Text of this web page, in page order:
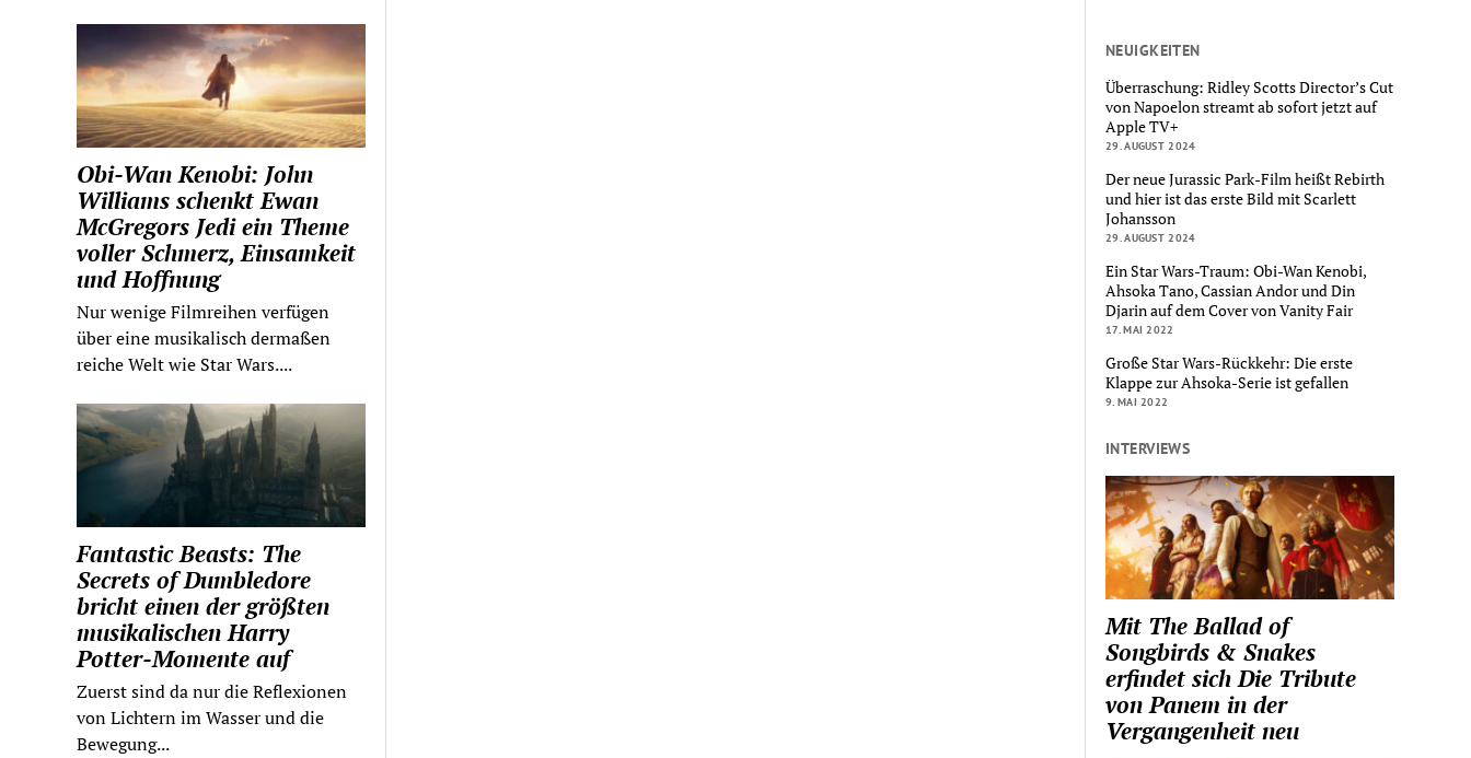
Obi-Wan Kenobi: John
Williams schenkt Ewan
McGregors Jedi ein Theme
voller Schmerz, Einsamkeit
und Hoffnung
Nur wenige Filmreihen verfügen
über eine musikalisch dermaßen
reiche Welt wie Star Wars....
Fantastic Beasts: The
Secrets of Dumbledore
bricht einen der größten
musikalischen Harry
Potter-Momente auf
Zuerst sind da nur die Reflexionen
von Lichtern im Wasser und die
Bewegung...
NEUIGKEITEN
Überraschung: Ridley Scotts Director’s Cut
von Napoelon streamt ab sofort jetzt auf
Apple TV+
29. AUGUST 2024
Der neue Jurassic Park-Film heißt Rebirth
und hier ist das erste Bild mit Scarlett
Johansson
29. AUGUST 2024
Ein Star Wars-Traum: Obi-Wan Kenobi,
Ahsoka Tano, Cassian Andor und Din
Djarin auf dem Cover von Vanity Fair
17. MAI 2022
Große Star Wars-Rückkehr: Die erste
Klappe zur Ahsoka-Serie ist gefallen
9. MAI 2022
INTERVIEWS
Mit The Ballad of
Songbirds & Snakes
erfindet sich Die Tribute
von Panem in der
Vergangenheit neu